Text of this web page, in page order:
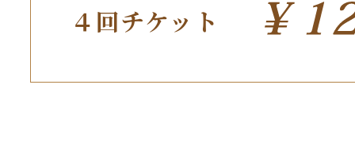
４回チケット